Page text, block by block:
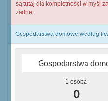
są tutaj dla kompletności w myśl
żadne.
Gospodarstwa domowe według
Gospodarstwa
1 osoba
0